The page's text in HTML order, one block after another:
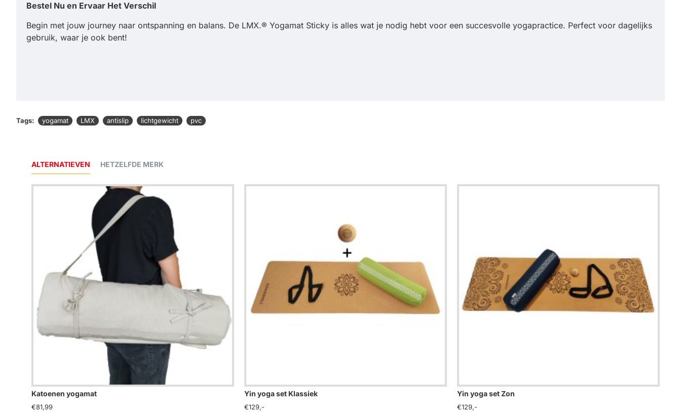
Bestel Nu en Ervaar Het Verschil
Begin met jouw journey naar ontspanning en balans. De LMX.® Yogamat Sticky is alles wat je nodig hebt voor een succesvolle yogapractice. Perfect voor dagelijks
gebruik, waar je ook bent!
Tags: yogamat LMX antislip lichtgewicht pvc
ALTERNATIEVEN HETZELFDE MERK
Katoenen yogamat
€81,99
Yin yoga set Klassiek
€129,-
Yin yoga set Zon
€129,-